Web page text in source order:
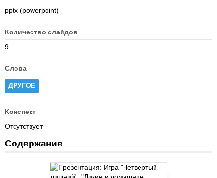
pptx (powerpoint)
Количество слайдов
9
Слова
ДРУГОЕ
Конспект
Отсутствует
Содержание